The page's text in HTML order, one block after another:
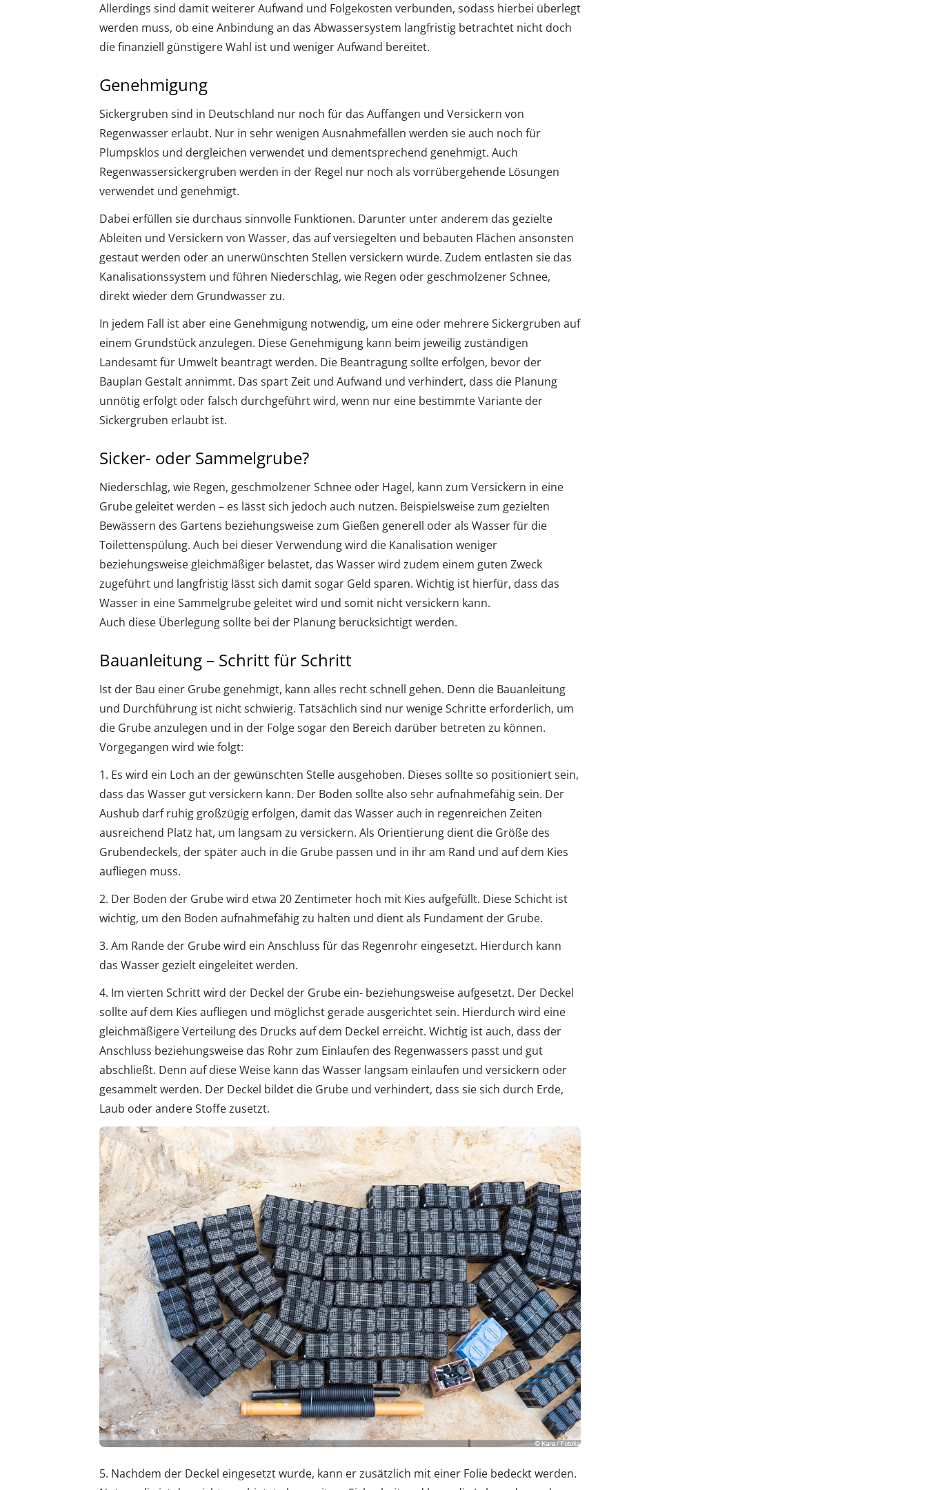
Allerdings sind damit weiterer Aufwand und Folgekosten verbunden, sodass hierbei überlegt
werden muss, ob eine Anbindung an das Abwassersystem langfristig betrachtet nicht doch
die finanziell günstigere Wahl ist und weniger Aufwand bereitet.
Genehmigung
Sickergruben sind in Deutschland nur noch für das Auffangen und Versickern von
Regenwasser erlaubt. Nur in sehr wenigen Ausnahmefällen werden sie auch noch für
Plumpsklos und dergleichen verwendet und dementsprechend genehmigt. Auch
Regenwassersickergruben werden in der Regel nur noch als vorrübergehende Lösungen
verwendet und genehmigt.
Dabei erfüllen sie durchaus sinnvolle Funktionen. Darunter unter anderem das gezielte
Ableiten und Versickern von Wasser, das auf versiegelten und bebauten Flächen ansonsten
gestaut werden oder an unerwünschten Stellen versickern würde. Zudem entlasten sie das
Kanalisationssystem und führen Niederschlag, wie Regen oder geschmolzener Schnee,
direkt wieder dem Grundwasser zu.
In jedem Fall ist aber eine Genehmigung notwendig, um eine oder mehrere Sickergruben auf
einem Grundstück anzulegen. Diese Genehmigung kann beim jeweilig zuständigen
Landesamt für Umwelt beantragt werden. Die Beantragung sollte erfolgen, bevor der
Bauplan Gestalt annimmt. Das spart Zeit und Aufwand und verhindert, dass die Planung
unnötig erfolgt oder falsch durchgeführt wird, wenn nur eine bestimmte Variante der
Sickergruben erlaubt ist.
Sicker- oder Sammelgrube?
Niederschlag, wie Regen, geschmolzener Schnee oder Hagel, kann zum Versickern in eine
Grube geleitet werden – es lässt sich jedoch auch nutzen. Beispielsweise zum gezielten
Bewässern des Gartens beziehungsweise zum Gießen generell oder als Wasser für die
Toilettenspülung. Auch bei dieser Verwendung wird die Kanalisation weniger
beziehungsweise gleichmäßiger belastet, das Wasser wird zudem einem guten Zweck
zugeführt und langfristig lässt sich damit sogar Geld sparen. Wichtig ist hierfür, dass das
Wasser in eine Sammelgrube geleitet wird und somit nicht versickern kann.
Auch diese Überlegung sollte bei der Planung berücksichtigt werden.
Bauanleitung – Schritt für Schritt
Ist der Bau einer Grube genehmigt, kann alles recht schnell gehen. Denn die Bauanleitung
und Durchführung ist nicht schwierig. Tatsächlich sind nur wenige Schritte erforderlich, um
die Grube anzulegen und in der Folge sogar den Bereich darüber betreten zu können.
Vorgegangen wird wie folgt:
1. Es wird ein Loch an der gewünschten Stelle ausgehoben. Dieses sollte so positioniert sein,
dass das Wasser gut versickern kann. Der Boden sollte also sehr aufnahmefähig sein. Der
Aushub darf ruhig großzügig erfolgen, damit das Wasser auch in regenreichen Zeiten
ausreichend Platz hat, um langsam zu versickern. Als Orientierung dient die Größe des
Grubendeckels, der später auch in die Grube passen und in ihr am Rand und auf dem Kies
aufliegen muss.
2. Der Boden der Grube wird etwa 20 Zentimeter hoch mit Kies aufgefüllt. Diese Schicht ist
wichtig, um den Boden aufnahmefähig zu halten und dient als Fundament der Grube.
3. Am Rande der Grube wird ein Anschluss für das Regenrohr eingesetzt. Hierdurch kann
das Wasser gezielt eingeleitet werden.
4. Im vierten Schritt wird der Deckel der Grube ein- beziehungsweise aufgesetzt. Der Deckel
sollte auf dem Kies aufliegen und möglichst gerade ausgerichtet sein. Hierdurch wird eine
gleichmäßigere Verteilung des Drucks auf dem Deckel erreicht. Wichtig ist auch, dass der
Anschluss beziehungsweise das Rohr zum Einlaufen des Regenwassers passt und gut
abschließt. Denn auf diese Weise kann das Wasser langsam einlaufen und versickern oder
gesammelt werden. Der Deckel bildet die Grube und verhindert, dass sie sich durch Erde,
Laub oder andere Stoffe zusetzt.
5. Nachdem der Deckel eingesetzt wurde, kann er zusätzlich mit einer Folie bedeckt werden.